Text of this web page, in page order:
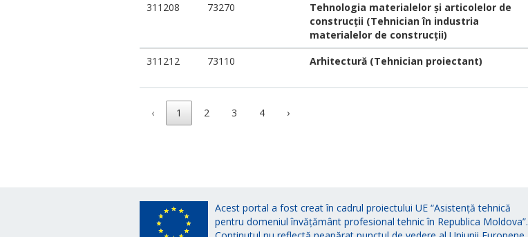
311208 73270
Tehnologia materialelor și articolelor de
construcții (Tehnician în industria
materialelor de construcții)
311212 73110 Arhitectură (Tehnician proiectant)
‹ 1 2 3 4 ›
Acest portal a fost creat în cadrul proiectului UE “Asistență tehnică
pentru domeniul învățământ profesional tehnic în Republica Moldova”.